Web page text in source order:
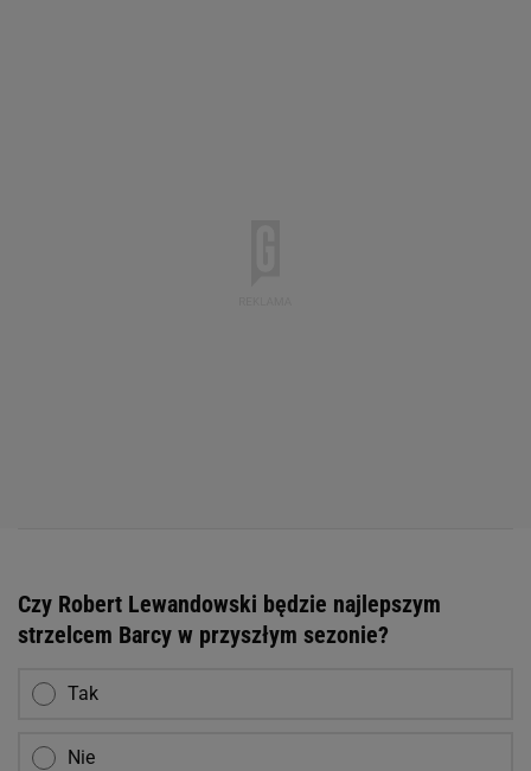
Czy Robert Lewandowski będzie najlepszym
strzelcem Barcy w przyszłym sezonie?
Tak
Nie